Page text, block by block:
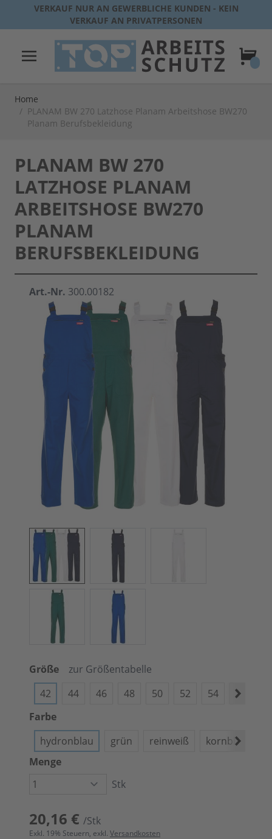
Direkt zum Inhalt
VERKAUF NUR AN GEWERBLICHE KUNDEN - KEIN
VERKAUF AN PRIVATPERSONEN
Home
/ PLANAM BW 270 Latzhose Planam Arbeitshose BW270
Planam Berufsbekleidung
PLANAM BW 270
LATZHOSE PLANAM
ARBEITSHOSE BW270
PLANAM
BERUFSBEKLEIDUNG
Art.-Nr. 300.00182
Größe
zur Größentabelle
42
44 46 48 50 52 54 56
Farbe
hydronblau
grün reinweiß
kornblau
Menge
Stk
20,16 € /Stk
Exkl. 19% Steuern, exkl. Versandkosten